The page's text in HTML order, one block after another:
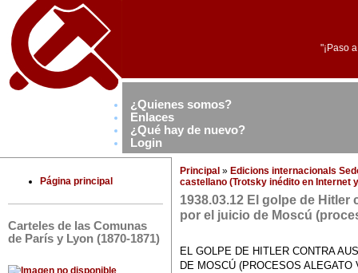
"¡Paso
¿Quienes somos?
Enlaces
¿Qué hay de nuevo?
Login
Página principal
Carteles de las Comunas
de París y Lyon (1870-1871)
Principal » Edicions internacionals
castellano (Trotsky inédito en Internet
1938.03.12 El golpe de
por el juicio de Moscú
EL GOLPE DE HITLER CONTRA
DE MOSCÚ (PROCESOS ALEGATO